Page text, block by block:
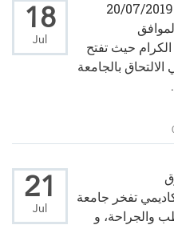
18
Jul
الكرام حيث تفتح
الالتحاق بالجامعة
21
Jul
تفخر جامعة
والجراحة، و